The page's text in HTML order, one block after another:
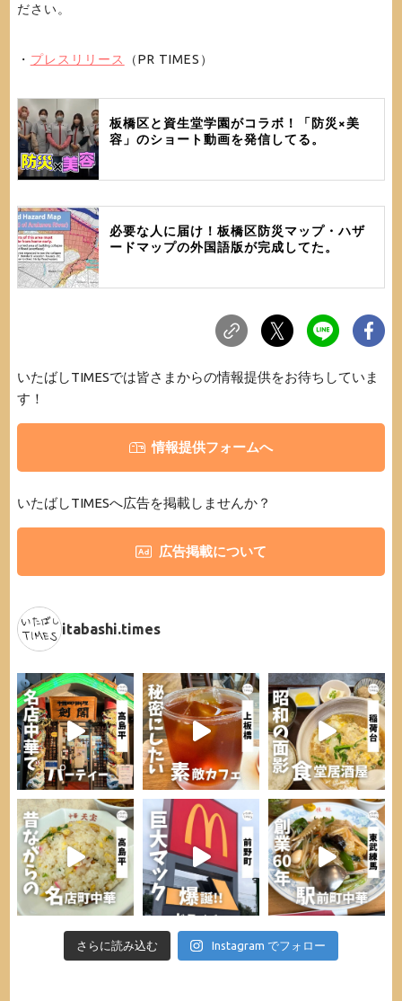
ださい。
・ プレスリリース （PR TIMES）
板橋区と資生堂学園がコラボ！「防災×美
容」のショート動画を発信してる。
必要な人に届け！板橋区防災マップ・ハザ
ードマップの外国語版が完成してた。
いたばしTIMESでは皆さまからの情報提供をお待ちしていま
す！
情報提供フォームへ
いたばしTIMESへ広告を掲載しませんか？
広告掲載について
itabashi.times
さらに読み込む Instagram でフォロー